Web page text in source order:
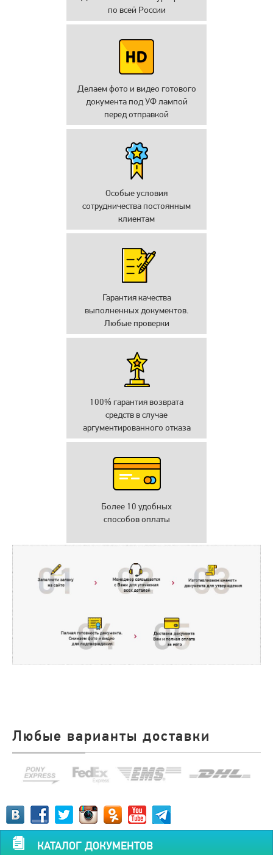
по всей России
Делаем фото и видео готового
документа под УФ лампой
перед отправкой
Особые условия
сотрудничества постоянным
клиентам
Гарантия качества
выполненных документов.
Любые проверки
100% гарантия возврата
средств в случае
аргументированного отказа
Более 10 удобных
способов оплаты
Любые варианты доставки
КАТАЛОГ ДОКУМЕНТОВ